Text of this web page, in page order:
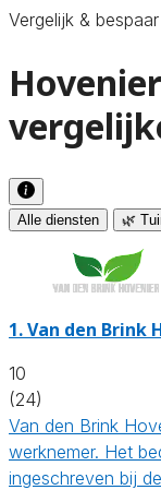
Vergelijk & bespaar
Alle diensten 🌿
1.Van den Brink
10
(24)
Van den Brink
werknemer. Het
ingeschreven bij